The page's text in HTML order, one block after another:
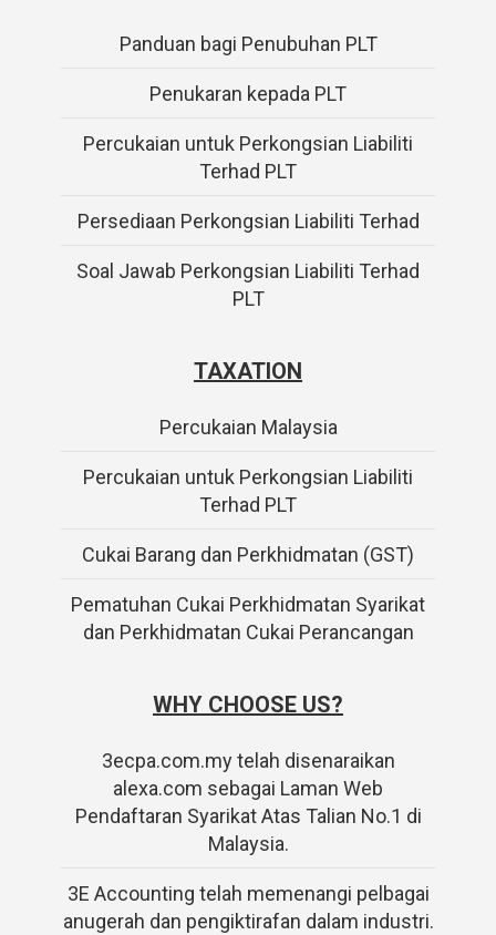
Panduan bagi Penubuhan PLT
Penukaran kepada PLT
Percukaian untuk Perkongsian Liabiliti
Terhad PLT
Persediaan Perkongsian Liabiliti Terhad
Soal Jawab Perkongsian Liabiliti Terhad
PLT
TAXATION
Percukaian Malaysia
Percukaian untuk Perkongsian Liabiliti
Terhad PLT
Cukai Barang dan Perkhidmatan (GST)
Pematuhan Cukai Perkhidmatan Syarikat
dan Perkhidmatan Cukai Perancangan
WHY CHOOSE US?
3ecpa.com.my telah disenaraikan
alexa.com sebagai Laman Web
Pendaftaran Syarikat Atas Talian No.1 di
Malaysia.
3E Accounting telah memenangi pelbagai
anugerah dan pengiktirafan dalam industri.